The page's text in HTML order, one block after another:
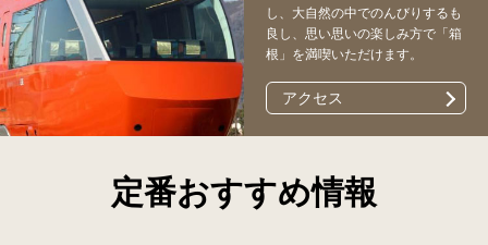
し、大自然の中でのんびりするも
良し、思い思いの楽しみ方で「箱
根」を満喫いただけます。
アクセス
定番おすすめ情報